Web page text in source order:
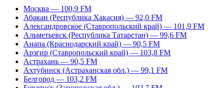
Москва — 100,9 FM
Абакан (Республика Хакасия) — 92,0 FM
Александровское (Ставропольский край) — 101,9 FM
Альметьевск (Республика Татарстан) — 99,6 FM
Анапа (Краснодарский край) — 90,5 FM
Арзгир (Ставропольский край) — 103,8 FM
Астрахань — 90,5 FM
Ахтубинск (Астраханская обл.) — 99,1 FM
Белгород — 103,2 FM